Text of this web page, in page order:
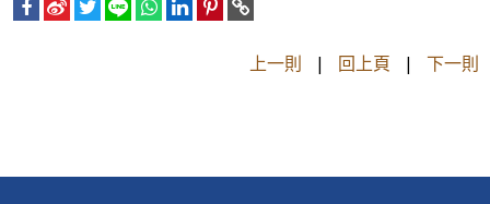
上一則 | 回上頁 | 下一則